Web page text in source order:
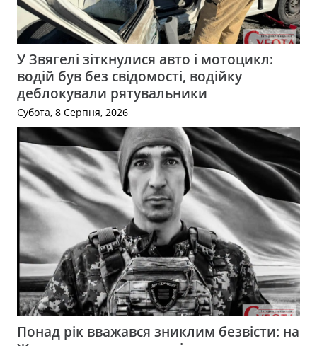
У Звягелі зіткнулися авто і мотоцикл:
водій був без свідомості, водійку
деблокували рятувальники
Субота, 8 Серпня, 2026
Понад рік вважався зниклим безвісти: на